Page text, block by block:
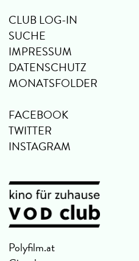
CLUB LOG-IN
SUCHE
IMPRESSUM
DATENSCHUTZ
MONATSFOLDER
FACEBOOK
TWITTER
INSTAGRAM
Polyfilm.at